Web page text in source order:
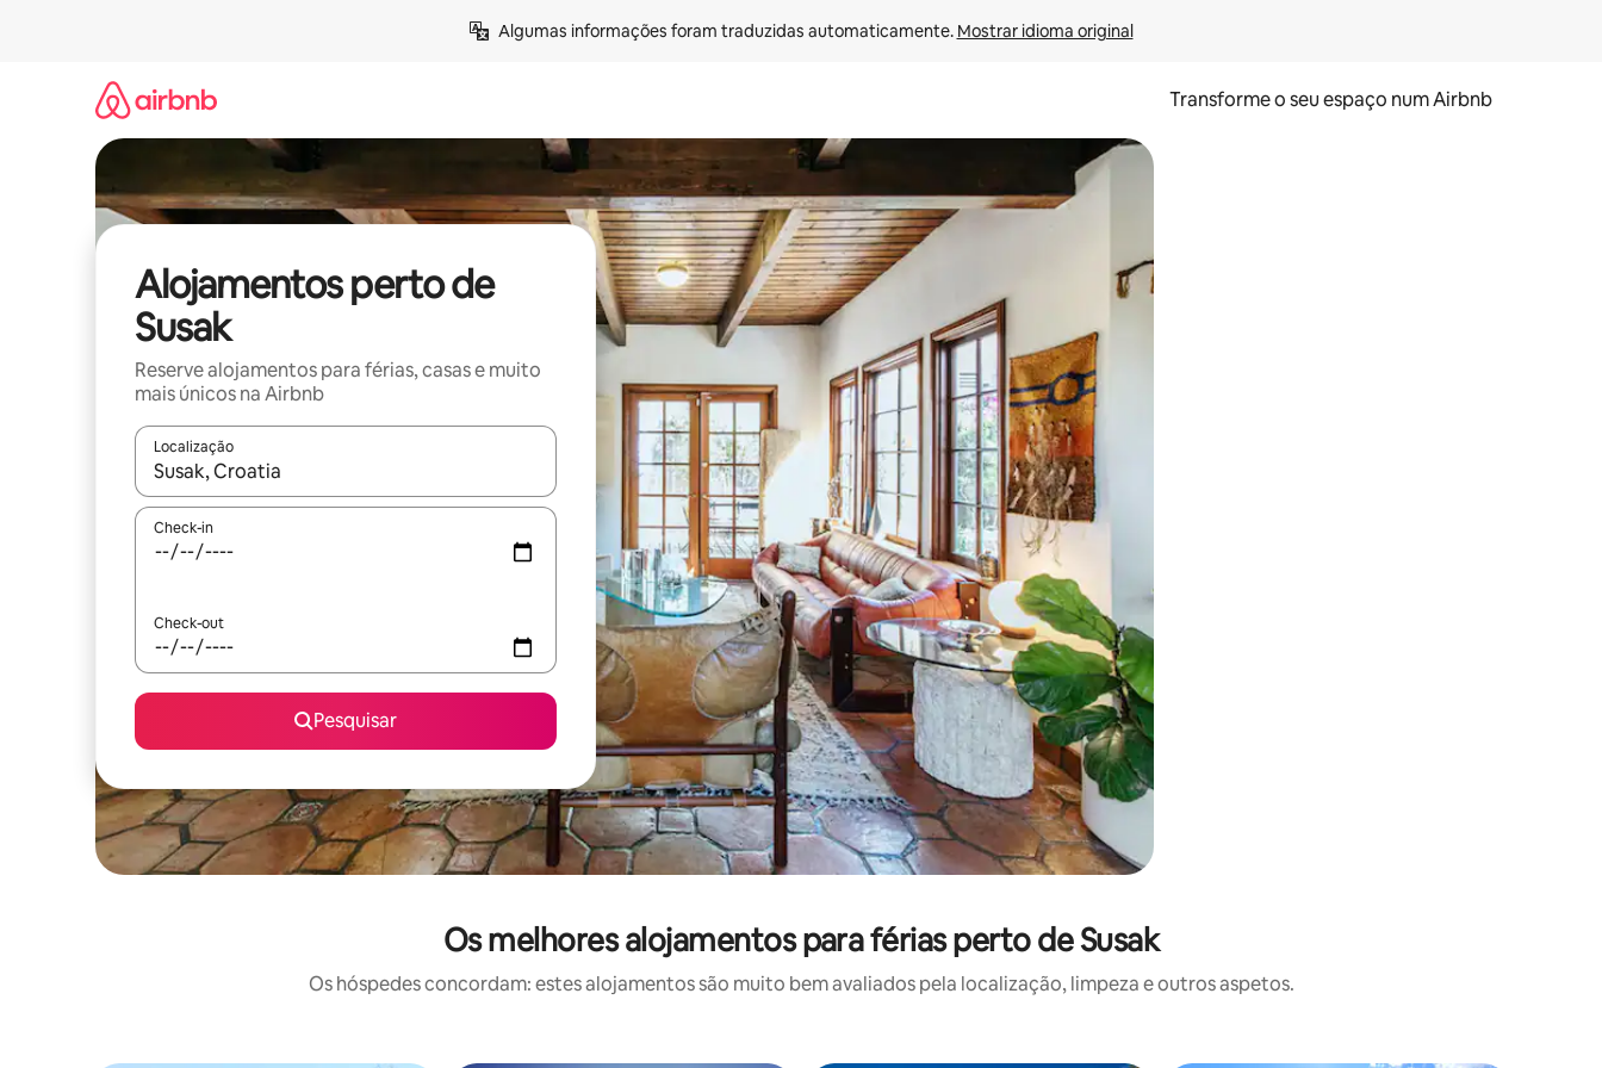
Algumas informações foram traduzidas automaticamente. Mostrar idioma original
Transforme o seu espaço num Airbnb
Alojamentos perto de
Susak
Reserve alojamentos para férias, casas e muito
mais únicos na Airbnb
Localização
Quando os resultados estiverem disponíveis, navegue com as teclas de seta para cima e para baixo ou explore com gestos de toque ou deslize.
Check-in
Check-out
Pesquisar
Os melhores alojamentos para férias perto de Susak
Os hóspedes concordam: estes alojamentos são muito bem avaliados pela localização, limpeza e outros aspetos.